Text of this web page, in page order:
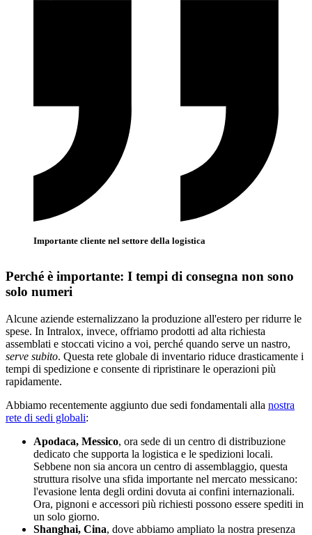
Importante cliente nel settore della logistica
Perché è importante: I tempi di consegna non sono
solo numeri
Alcune aziende esternalizzano la produzione all'estero per ridurre le
spese. In Intralox, invece, offriamo prodotti ad alta richiesta
assemblati e stoccati vicino a voi, perché quando serve un nastro,
serve subito. Questa rete globale di inventario riduce drasticamente i
tempi di spedizione e consente di ripristinare le operazioni più
rapidamente.
Abbiamo recentemente aggiunto due sedi fondamentali alla nostra
rete di sedi globali:
Apodaca, Messico, ora sede di un centro di distribuzione
dedicato che supporta la logistica e le spedizioni locali.
Sebbene non sia ancora un centro di assemblaggio, questa
struttura risolve una sfida importante nel mercato messicano:
l'evasione lenta degli ordini dovuta ai confini internazionali.
Ora, pignoni e accessori più richiesti possono essere spediti in
un solo giorno.
Shanghai, Cina, dove abbiamo ampliato la nostra presenza